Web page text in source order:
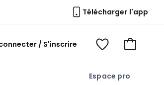
Télécharger l'app
Espace pro
/ S'inscrire
Voir
Voir